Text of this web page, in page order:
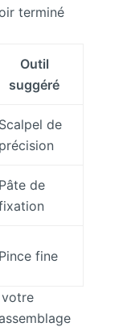
terminé
Outil
suggéré
Scalpel de
précision
Pâte de
Pince fine
votre